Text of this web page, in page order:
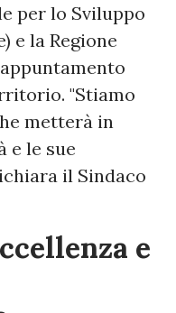
per lo Sviluppo
e la Regione
"Stiamo
metterà in
e le sue
il Sindaco
e